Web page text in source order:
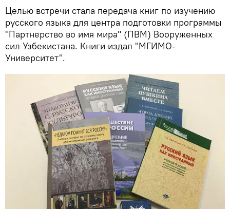
Целью встречи стала передача книг по изучению
русского языка для центра подготовки программы
"Партнерство во имя мира" (ПВМ) Вооруженных
сил Узбекистана. Книги издал "МГИМО-
Университет".